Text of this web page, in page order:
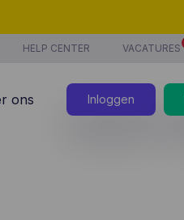
HELP CENTER VACATURES
ons Inloggen